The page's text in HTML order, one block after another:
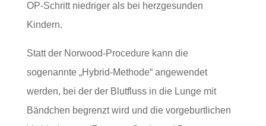
OP-Schritt niedriger als bei herzgesunden
Kindern.
Statt der Norwood-Procedure kann die
sogenannte „Hybrid-Methode“ angewendet
werden, bei der der Blutfluss in die Lunge mit
Bändchen begrenzt wird und die vorgeburtlichen